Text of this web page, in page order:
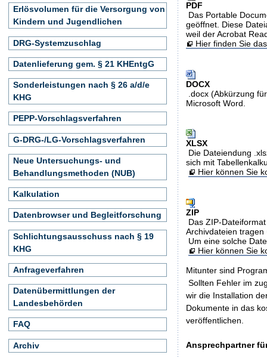
PDF
Das Portable
geöffnet. Diese
weil der Acrobat
Hier finden Sie
DOCX
.docx (Abkürzung
Microsoft Word.
XLSX
Die Dateiendung
sich mit
Hier können Sie
ZIP
Das ZIP-
Archivdateien
Um eine solche
Hier können Sie
Mitunter sind
Sollten Fehler im
wir die Installation
Dokumente in das
veröffentlichen.
Ansprechpartner
Erlösvolumen für die Versorgung von
Kindern und Jugendlichen
DRG-Systemzuschlag
Datenlieferung gem. § 21 KHEntgG
Sonderleistungen nach § 26 a/d/e
KHG
PEPP-Vorschlagsverfahren
G-DRG-/LG-Vorschlagsverfahren
Neue Untersuchungs- und
Behandlungsmethoden (NUB)
Kalkulation
Datenbrowser und Begleitforschung
Schlichtungsausschuss nach § 19
KHG
Anfrageverfahren
Datenübermittlungen der
Landesbehörden
FAQ
Archiv